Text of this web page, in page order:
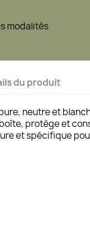
modalités
du produit
neutre et
protège et
et spécifique